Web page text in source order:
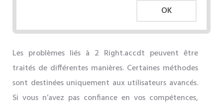
OK
Les problèmes liés à 2 Right.accdt peuvent être
traités de différentes manières. Certaines méthodes
sont destinées uniquement aux utilisateurs avancés.
Si vous n’avez pas confiance en vos compétences,